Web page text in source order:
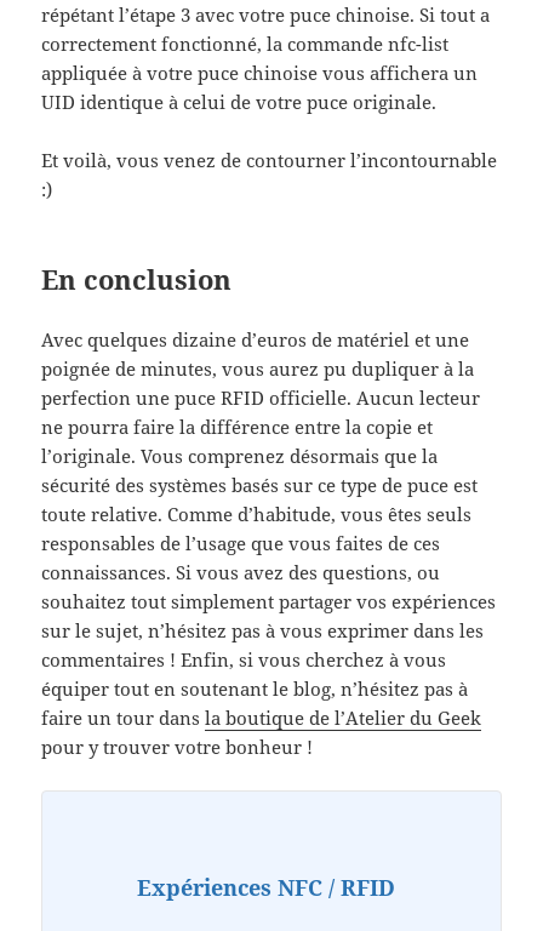
répétant l’étape 3 avec votre puce chinoise. Si tout a
correctement fonctionné, la commande nfc-list
appliquée à votre puce chinoise vous affichera un
UID identique à celui de votre puce originale.
Et voilà, vous venez de contourner l’incontournable
:)
En conclusion
Avec quelques dizaine d’euros de matériel et une
poignée de minutes, vous aurez pu dupliquer à la
perfection une puce RFID officielle. Aucun lecteur
ne pourra faire la différence entre la copie et
l’originale. Vous comprenez désormais que la
sécurité des systèmes basés sur ce type de puce est
toute relative. Comme d’habitude, vous êtes seuls
responsables de l’usage que vous faites de ces
connaissances. Si vous avez des questions, ou
souhaitez tout simplement partager vos expériences
sur le sujet, n’hésitez pas à vous exprimer dans les
commentaires ! Enfin, si vous cherchez à vous
équiper tout en soutenant le blog, n’hésitez pas à
faire un tour dansla boutique de l’Atelier du Geek
pour y trouver votre bonheur !
Expériences NFC / RFID